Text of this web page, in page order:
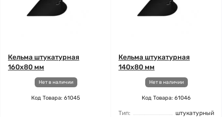
Кельма штукатурная
160x80 мм
Нет в наличии
Код Товара: 61045
Кельма штукатурная
140x80 мм
Нет в наличии
Код Товара: 61046
Тип:
штукатурный